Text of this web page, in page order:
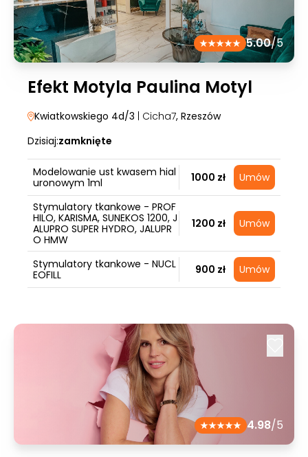
5.00/5
Efekt Motyla Paulina Motyl
Kwiatkowskiego 4d/3 | Cicha7, Rzeszów
Dzisiaj:zamknięte
Modelowanie ust kwasem hial
uronowym 1ml
1000 zł Umów
Stymulatory tkankowe - PROF
HILO, KARISMA, SUNEKOS 1200, J
ALUPRO SUPER HYDRO, JALUPR
O HMW
1200 zł Umów
Stymulatory tkankowe - NUCL
EOFILL
900 zł Umów
4.98/5